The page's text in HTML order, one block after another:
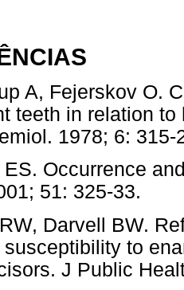
A, Fejerskov O.
teeth in relation
1978; 6:
ES. Occurrence
51: 325-33.
Darvell BW.
susceptibility to
J Public